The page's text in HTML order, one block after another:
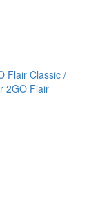
Flair Classic /
2GO Flair